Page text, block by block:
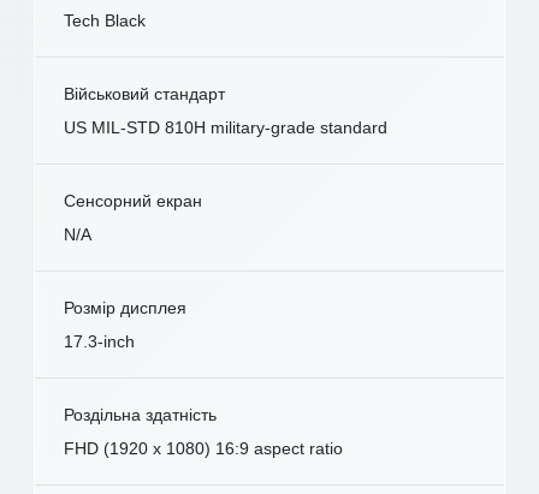
Tech Black
Військовий стандарт
US MIL-STD 810H military-grade standard
Сенсорний екран
N/A
Розмір дисплея
17.3-inch
Роздільна здатність
FHD (1920 x 1080) 16:9 aspect ratio